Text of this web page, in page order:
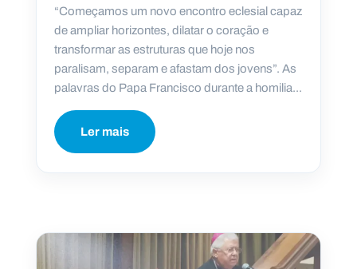
“Começamos um novo encontro eclesial capaz
de ampliar horizontes, dilatar o coração e
transformar as estruturas que hoje nos
paralisam, separam e afastam dos jovens”. As
palavras do Papa Francisco durante a homilia...
Ler mais